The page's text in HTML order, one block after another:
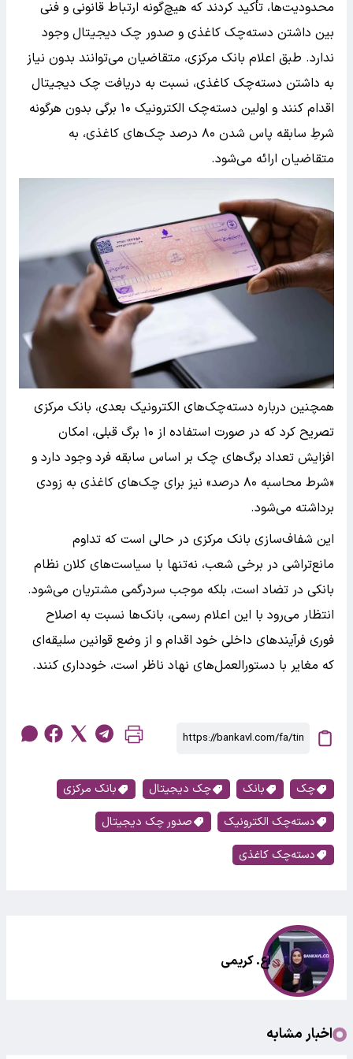
محدودیت‌ها، تأکید کردند که هیچ‌گونه ارتباط قانونی و فنی
بین داشتن دسته‌چک کاغذی و صدور چک دیجیتال وجود
ندارد. طبق اعلام بانک مرکزی، متقاضیان می‌توانند بدون نیاز
به داشتن دسته‌چک کاغذی، نسبت به دریافت چک دیجیتال
اقدام کنند و اولین دسته‌چک الکترونیک ۱۰ برگی بدون هرگونه
شرطِ سابقه پاس شدن ۸۰ درصد چک‌های کاغذی، به
متقاضیان ارائه می‌شود.
همچنین درباره دسته‌چک‌های الکترونیک بعدی، بانک مرکزی
تصریح کرد که در صورت استفاده از ۱۰ برگ قبلی، امکان
افزایش تعداد برگ‌های چک بر اساس سابقه فرد وجود دارد و
«شرط محاسبه ۸۰ درصد» نیز برای چک‌های کاغذی به زودی
برداشته می‌شود.
این شفاف‌سازی بانک مرکزی در حالی است که تداوم
مانع‌تراشی در برخی شعب، نه‌تنها با سیاست‌های کلان نظام
بانکی در تضاد است، بلکه موجب سردرگمی مشتریان می‌شود.
انتظار می‌رود با این اعلام رسمی، بانک‌ها نسبت به اصلاح
فوری فرآیند‌های داخلی خود اقدام و از وضع قوانین سلیقه‌ای
که مغایر با دستورالعمل‌های نهاد ناظر است، خودداری کنند.
چک بانک چک دیجیتال
بانک مرکزی
دسته‌چک الکترونیک
صدور چک دیجیتال
دسته‌چک کاغذی
اع. کریمی
اخبار مشابه